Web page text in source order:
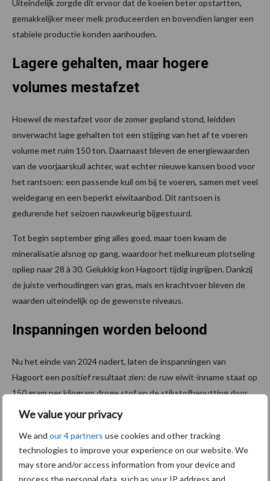
We value your privacy
We and our 4 partners use cookies and other tracking
technologies to improve your experience on our website. We
may store and/or access information from your device and
process the personal data, such as your IP address and
Uiteindelijk zorgde dit ervoor dat de koeien beter opstartten,
gemakkelijker meer melk produceerden en bovendien langer een
stabiele productie konden aanhouden.
Lagere gehalten, maar hogere
volumes mestafzet
Hoewel de mestafzet voor de zomer gepland stond, leidden
onverwacht lage gehalten tot een stijging van het af te voeren
volume met ruim 150 ton. Daarnaast bleven de energiewaarden
van de voorjaarskuil achter, wat echter nieuwe kansen bood voor
het rantsoen: een passende kuil om bij te voeren, samen met veel
weidegang en een beperkt eiwitaanbod. Dit rantsoen is
gedurende het seizoen nauwkeurig bijgestuurd.
Tot begin september ging alles goed, maar toen kwam de
mineralisatie alsnog op gang, waardoor het melkureum plotseling
opliep naar 28 à 30. Gelukkig kon Hagoort tijdig ingrijpen. Dankzij
de juiste verhoudingen van gras, mais en krachtvoer bleven de
waarden uiteindelijk op de gewenste niveaus.
Inspanningen worden beloond
Nu het einde van 2024 nadert, laten de inspanningen van
Hagoort een positief resultaat zien: de ruw eiwit-inname staat op
150 gram per kilogram droge stof en de stikstofbenutting door
de dieren is gestegen naar 27,9 procent. Dit betekent dat de
in stikstof en ruim 13 procent beter in fosfaat ten opzichte van
de forfaitaire berekening. Dit scheelt toch mooi de nodige kilo’s
aan stikstof die niet geproduceerd zijn en dus ook niet afgevoerd